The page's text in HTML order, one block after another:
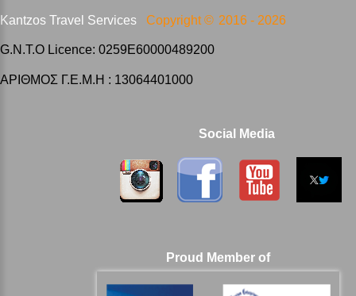
Kantzos Travel Services Copyright © 2016 - 2026
G.N.T.O Licence: 0259E60000489200
ΑΡΙΘΜΟΣ Γ.Ε.Μ.Η : 13064401000
Social Media
Proud Member of